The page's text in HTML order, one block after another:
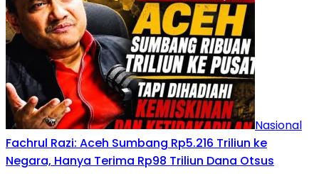
Nasional
Fachrul Razi: Aceh Sumbang Rp5.216 Triliun ke
Negara, Hanya Terima Rp98 Triliun Dana Otsus